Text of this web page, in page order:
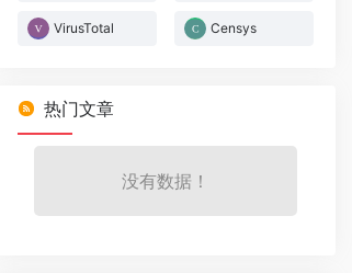
VirusTotal Censys
热门文章
没有数据！